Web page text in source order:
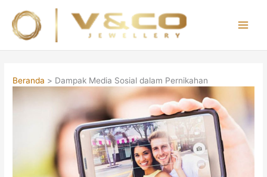
konten
Beranda Dampak Media Sosial dalam Pernikahan